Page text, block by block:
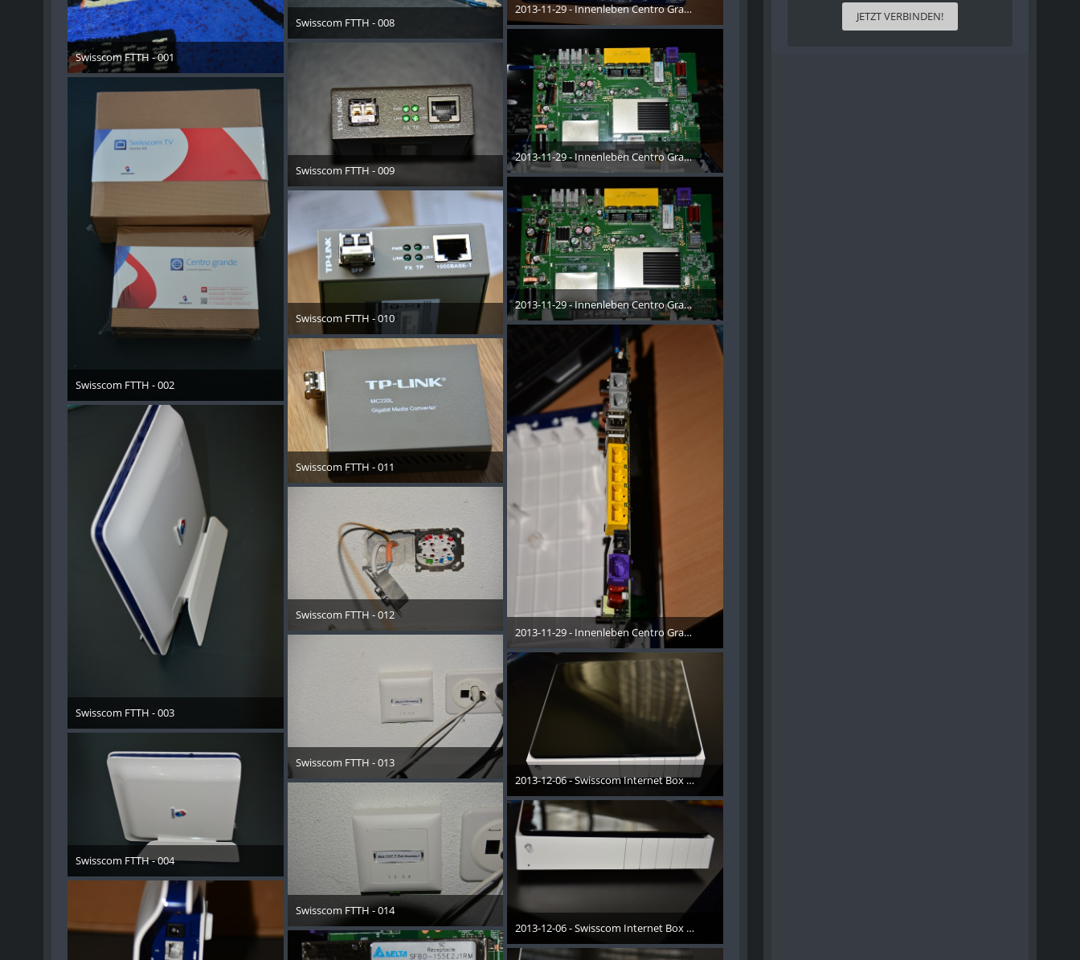
Swisscom FTTH - 001
15. November 2013
Swisscom FTTH - 002
15. November 2013
Swisscom FTTH - 003
15. November 2013
Swisscom FTTH - 004
15. November 2013
Swisscom FTTH - 008
15. November 2013
Swisscom FTTH - 009
15. November 2013
Swisscom FTTH - 010
15. November 2013
Swisscom FTTH - 011
15. November 2013
Swisscom FTTH - 012
15. November 2013
Swisscom FTTH - 013
15. November 2013
Swisscom FTTH - 014
15. November 2013
2013-11-29 - Innenleben Centro Grande - 001
10. Januar 2014
2013-11-29 - Innenleben Centro Grande - 002
10. Januar 2014
2013-11-29 - Innenleben Centro Grande - 003
10. Januar 2014
2013-11-29 - Innenleben Centro Grande - 004
10. Januar 2014
2013-12-06 - Swisscom Internet Box - 001
10. Januar 2014
2013-12-06 - Swisscom Internet Box - 002
10. Januar 2014
JETZT VERBINDEN!